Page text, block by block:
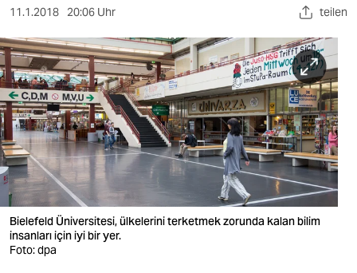
berlin
nord
wahrheit
verlag
verlag
veranstaltungen
11.1.2018 20:06 Uhr teilen
Bielefeld Üniversitesi, ülkelerini terketmek zorunda kalan bilim
insanları için iyi bir yer.
Foto: dpa